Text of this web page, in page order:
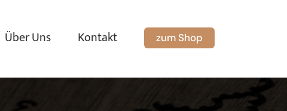
Über Uns Kontakt zum Shop